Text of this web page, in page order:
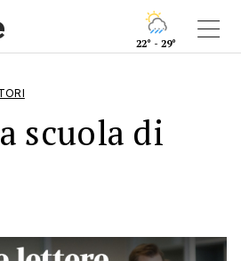
22° - 29°
scuola di